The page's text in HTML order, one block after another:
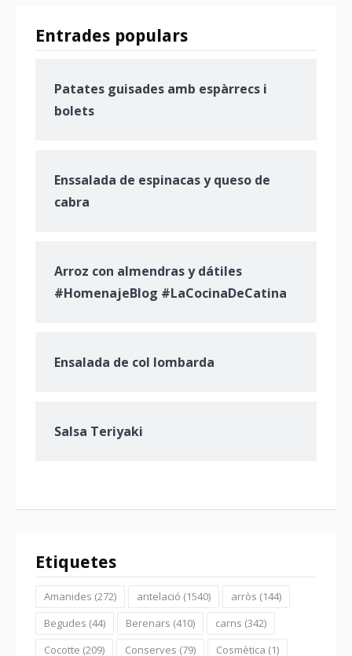
Entrades populars
Patates guisades amb espàrrecs i
bolets
Enssalada de espinacas y queso de
cabra
Arroz con almendras y dátiles
#HomenajeBlog #LaCocinaDeCatina
Ensalada de col lombarda
Salsa Teriyaki
Etiquetes
Amanides (272) antelació (1540) arròs (144)
Begudes (44) Berenars (410) carns (342)
Cocotte (209) Conserves (79) Cosmètica (1)